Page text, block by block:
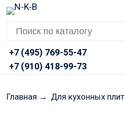
+7 (495) 769-55-47
+7 (910) 418-99-73
Главная → Для кухонных плит